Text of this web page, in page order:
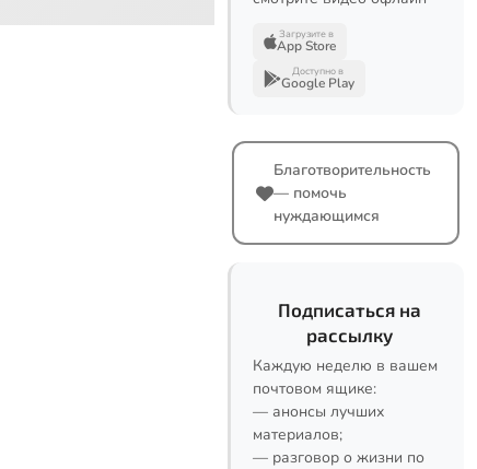
Загрузите в
App Store
Доступно в
Google Play
Благотворительность
— помочь
нуждающимся
Подписаться на
рассылку
Каждую неделю в вашем
почтовом ящике:
— анонсы лучших
материалов;
— разговор о жизни по